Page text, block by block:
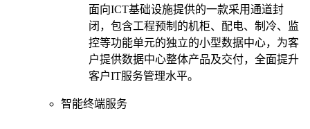
面向ICT基础设施提供的一款采用通道封
闭，包含工程预制的机柜、配电、制冷、监
控等功能单元的独立的小型数据中心，为客
户提供数据中心整体产品及交付，全面提升
客户IT服务管理水平。
智能终端服务